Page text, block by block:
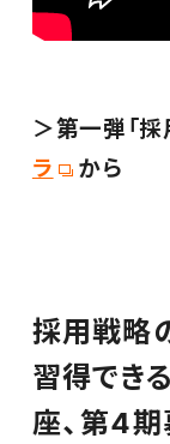
＞第一弾「
ラ
から
採用戦略
習得でき
座、第4